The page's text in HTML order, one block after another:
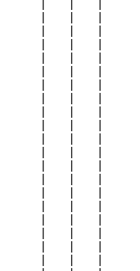
|   |   |
|      |   |   |   |
|      |   |   |   |
|   |   |      |   |
|   |   |      |
|      |   |   |   |
|   |   |      |   |
|      |   |   |   |
|   |      |   |   |
|   |   |
|      |   |   |   |
|   |   |      |
|   |   |      |
|   |      |   |   |
|   |   |
|      |   |   |   |
|      |   |   |   |
|   |      |   |
|   |   |
|   |   |